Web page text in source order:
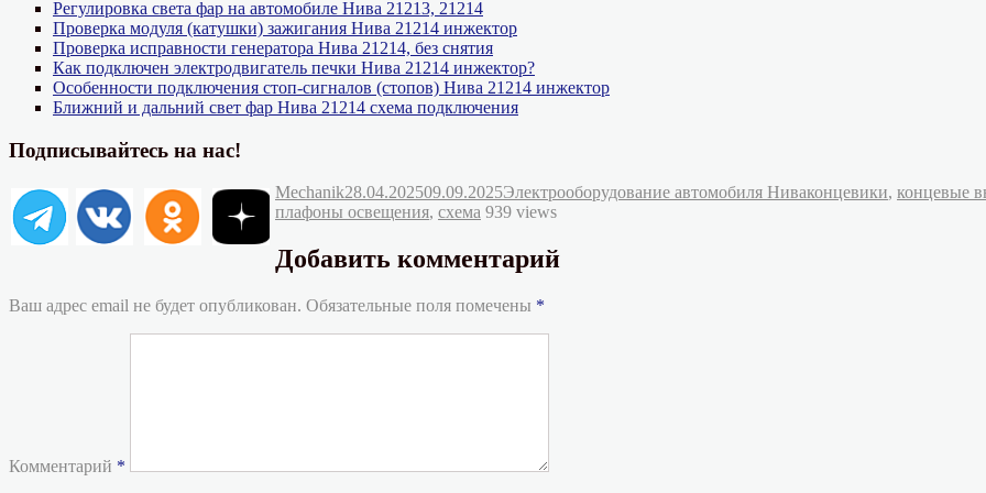
Регулировка света фар на автомобиле Нива 21213, 21214
Проверка модуля (катушки) зажигания Нива 21214 инжектор
Проверка исправности генератора Нива 21214, без снятия
Как подключен электродвигатель печки Нива 21214 инжектор?
Особенности подключения стоп-сигналов (стопов) Нива 21214 инжектор
Ближний и дальний свет фар Нива 21214 схема подключения
Подписывайтесь на нас!
Автор
MechanikОпубликовано
28.04.202509.09.2025Рубрики
Электрооборудование автомобиля НиваМетки
концевики, концевые
плафоны освещения, схема 939 views
Добавить комментарий
Ваш адрес email не будет опубликован. Обязательные поля помечены *
Комментарий *